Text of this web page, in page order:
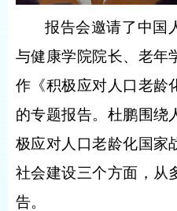
报告会邀请了中国
与健康学院院长、老年
作《积极应对人口老龄
的专题报告。杜鹏围绕
极应对人口老龄化国家
社会建设三个方面，从
告。